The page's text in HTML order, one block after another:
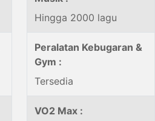
Hingga 2000 lagu
Peralatan Kebugaran &
Gym :
Tersedia
VO2 Max :